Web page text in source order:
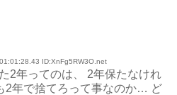
ID:XnFg5RW3O.net
2年ってのは、 2年保たなけれ
2年で捨てろって事なのか… ど